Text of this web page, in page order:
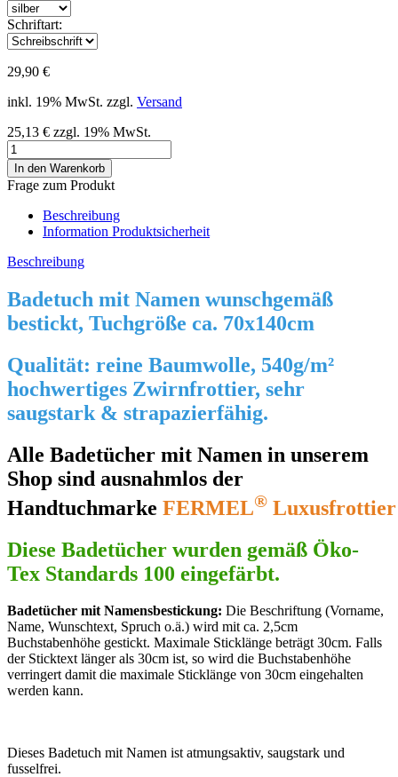
Schriftart:
29,90 €
inkl. 19% MwSt. zzgl. Versand
25,13 € zzgl. 19% MwSt.
Frage zum Produkt
Beschreibung
Information Produktsicherheit
Beschreibung
Badetuch mit Namen wunschgemäß
bestickt, Tuchgröße ca. 70x140cm
Qualität: reine Baumwolle, 540g/m²
hochwertiges Zwirnfrottier, sehr
saugstark & strapazierfähig.
Alle Badetücher mit Namen in unserem
Shop sind ausnahmlos der
Handtuchmarke FERMEL®
Diese Badetücher wurden gemäß Öko-
Tex Standards 100 eingefärbt.
Badetücher mit Namensbestickung: Die Beschriftung (Vorname,
Name, Wunschtext, Spruch o.ä.) wird mit ca. 2,5cm
Buchstabenhöhe gestickt. Maximale Sticklänge beträgt 30cm. Falls
der Sticktext länger als 30cm ist, so wird die Buchstabenhöhe
verringert damit die maximale Sticklänge von 30cm eingehalten
werden kann.
Dieses Badetuch mit Namen ist atmungsaktiv, saugstark und
fusselfrei.